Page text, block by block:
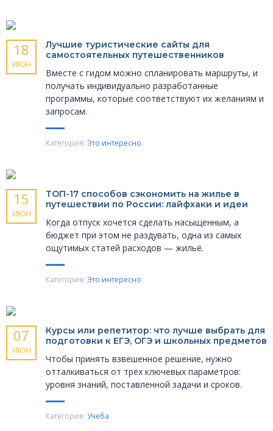
18
ИЮН
Лучшие туристические сайты для
самостоятельных путешественников
Вместе с гидом можно спланировать маршруты, и
получать индивидуально разработанные
программы, которые соответствуют их желаниям и
запросам.
Категория: Это интересно
15
ИЮН
ТОП-17 способов сэкономить на жилье в
путешествии по России: лайфхаки и идеи
Когда отпуск хочется сделать насыщенным, а
бюджет при этом не раздувать, одна из самых
ощутимых статей расходов — жильё.
Категория: Это интересно
07
ИЮН
Курсы или репетитор: что лучше выбрать для
подготовки к ЕГЭ, ОГЭ и школьных предметов
Чтобы принять взвешенное решение, нужно
отталкиваться от трёх ключевых параметров:
уровня знаний, поставленной задачи и сроков.
Категория: Учеба